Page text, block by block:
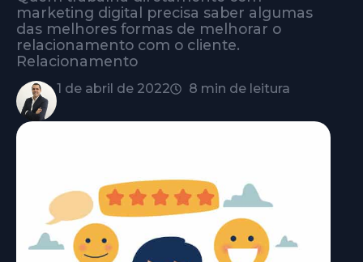
marketing digital precisa saber algumas
das melhores formas de melhorar o
relacionamento com o cliente.
Relacionamento
1 de abril de 2022 8 min de leitura